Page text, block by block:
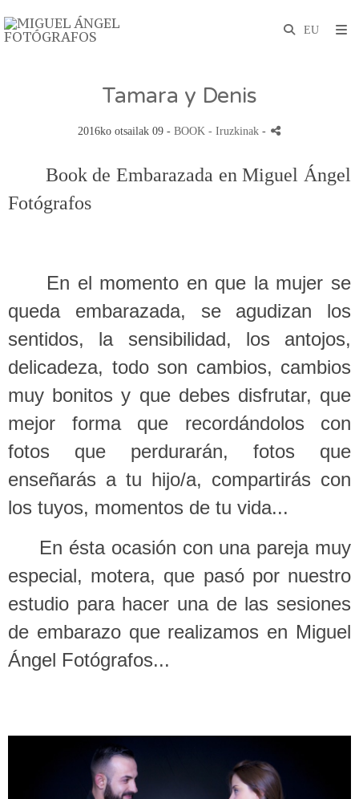
Tamara y Denis
2016ko otsailak 09 - BOOK - Iruzkinak -
Book de Embarazada en Miguel Ángel
Fotógrafos
En el momento en que la mujer se
queda embarazada, se agudizan los
sentidos, la sensibilidad, los antojos,
delicadeza, todo son cambios, cambios
muy bonitos y que debes disfrutar, que
mejor forma que recordándolos con
fotos que perdurarán, fotos que
enseñarás a tu hijo/a, compartirás con
los tuyos, momentos de tu vida...
En ésta ocasión con una pareja muy
especial, motera, que pasó por nuestro
estudio para hacer una de las sesiones
de embarazo que realizamos en Miguel
Ángel Fotógrafos...